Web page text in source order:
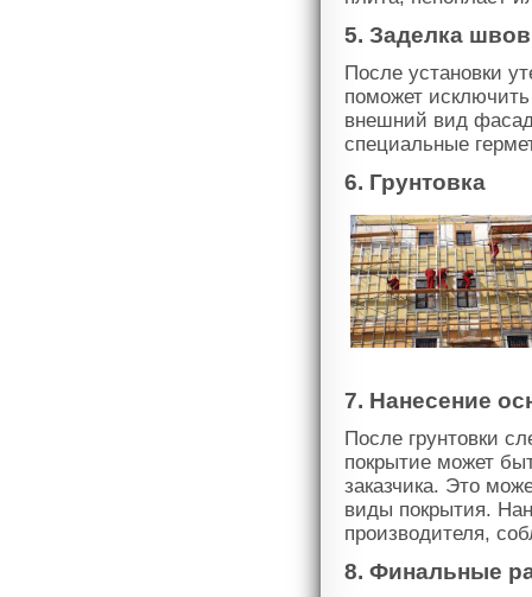
5. Заделка
После установки
поможет
внешний вид
специальные
6. Грунтовка
7. Нанесение
После грунтовки
покрытие может
заказчика. Это
виды покрытия.
производителя,
8. Финальные